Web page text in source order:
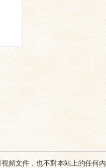
頻文件，也不對本站上的任何内